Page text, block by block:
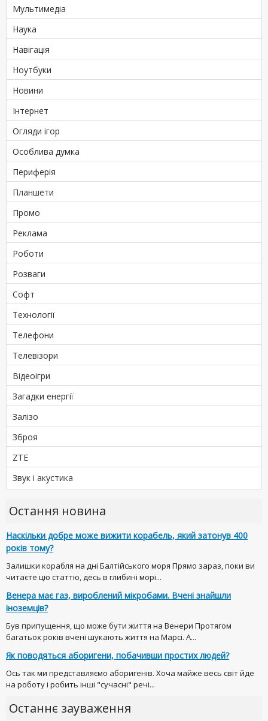
Мультимедіа
Наука
Навігація
Ноутбуки
Новини
Інтернет
Огляди ігор
Особлива думка
Периферія
Планшети
Промо
Реклама
Роботи
Розваги
Софт
Технології
Телефони
Телевізори
Відеоігри
Загадки енергії
Залізо
Зброя
ZTE
Звук і акустика
Остання новина
Наскільки добре може вижити корабель, який затонув 400
років тому?
Залишки корабля на дні Балтійського моря Прямо зараз, поки ви
читаєте цю статтю, десь в глибині морі...
Венера має газ, вироблений мікробами. Вчені знайшли
іноземців?
Був припущення, що може бути життя на Венери Протягом
багатьох років вчені шукають життя на Марсі. А...
Як поводяться аборигени, побачивши простих людей?
Ось так ми представляємо аборигенів. Хоча майже весь світ йде
на роботу і робить інші "сучасні" речі...
Останнє зауваження